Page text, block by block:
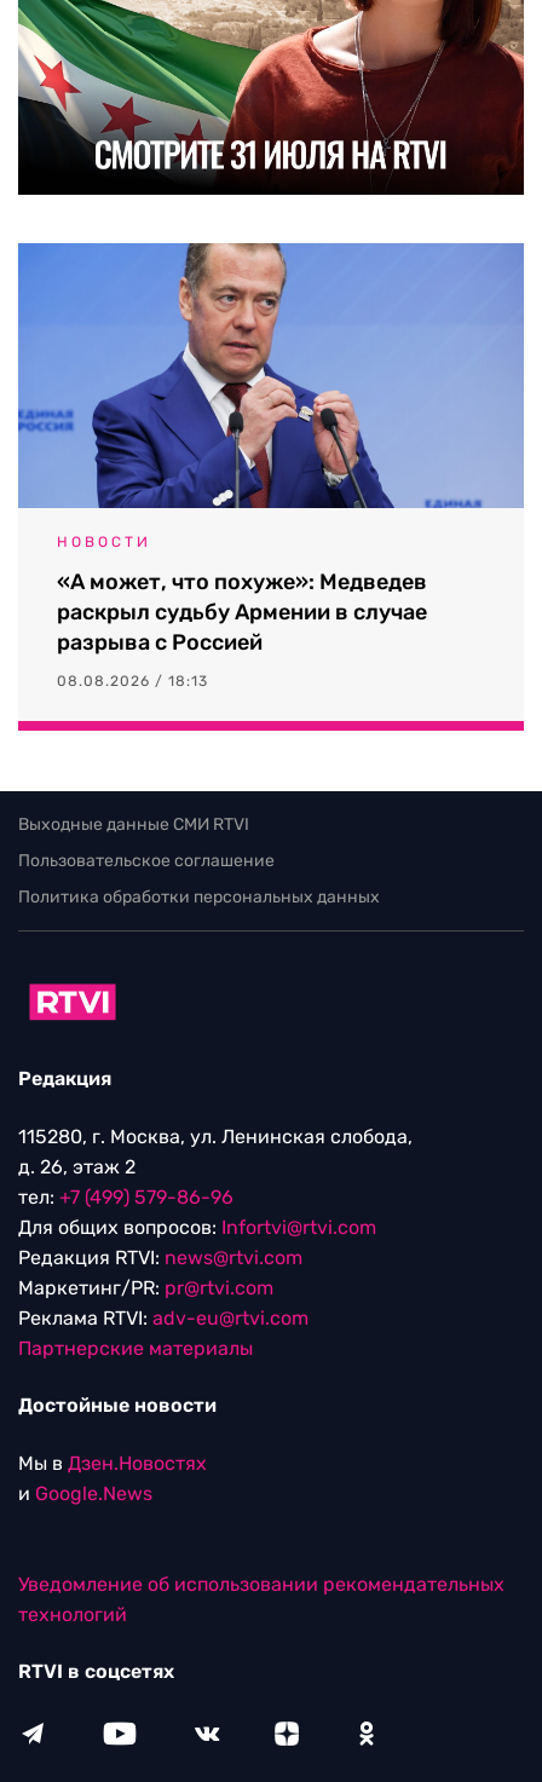
НОВОСТИ
«А может, что похуже»: Медведев
раскрыл судьбу Армении в случае
разрыва с Россией
08.08.2026 / 18:13
Выходные данные СМИ RTVI
Пользовательское соглашение
Политика обработки персональных данных
Редакция
115280, г. Москва, ул. Ленинская слобода,
д. 26, этаж 2
тел: +7 (499) 579-86-96
Для общих вопросов: Infortvi@rtvi.com
Редакция RTVI: news@rtvi.com
Маркетинг/PR: pr@rtvi.com
Реклама RTVI: adv-eu@rtvi.com
Партнерские материалы
Достойные новости
Мы в Дзен.Новостях
и Google.News
Уведомление об использовании рекомендательных
технологий
RTVI в соцсетях